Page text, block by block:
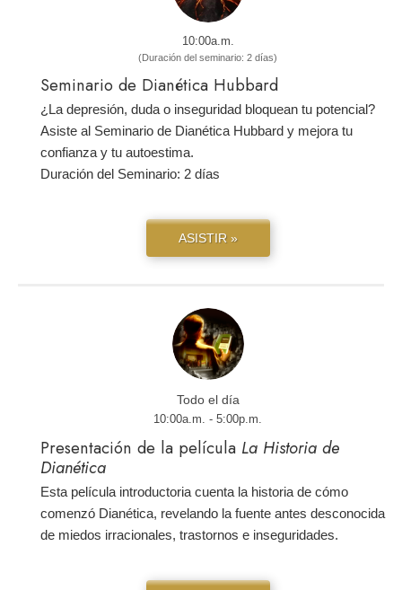
10:00a.m.
(Duración del seminario: 2 días)
Seminario de Dianética Hubbard
¿La depresión, duda o inseguridad bloquean tu potencial?
Asiste al Seminario de Dianética Hubbard y mejora tu
confianza y tu autoestima.
Duración del Seminario: 2 días
ASISTIR »
Todo el día
10:00a.m. - 5:00p.m.
Presentación de la película La Historia de
Dianética
Esta película introductoria cuenta la historia de cómo
comenzó Dianética, revelando la fuente antes desconocida
de miedos irracionales, trastornos e inseguridades.